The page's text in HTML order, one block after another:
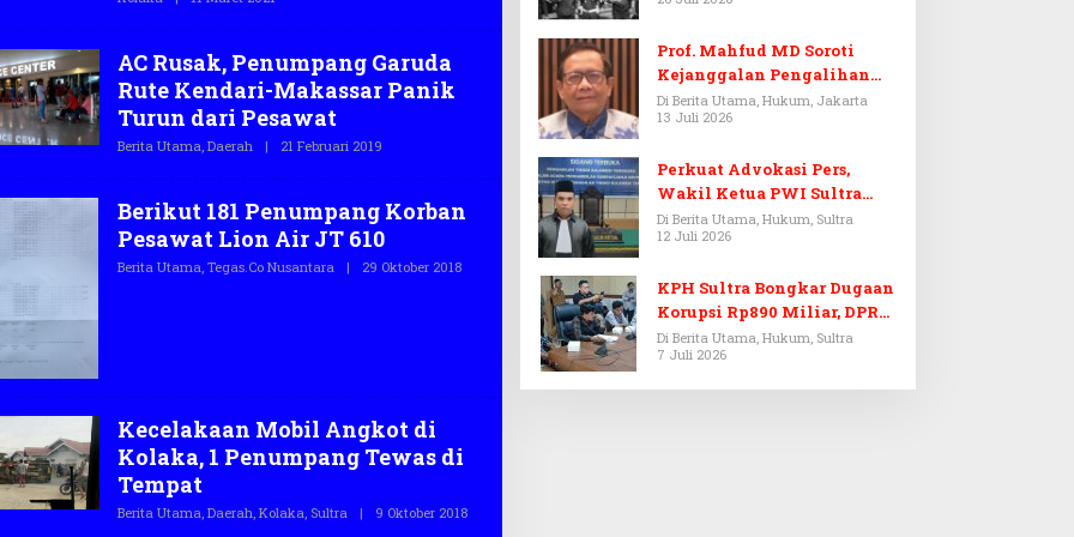
E
T
E
G
A
S
O
AC Rusak, Penumpang Garuda
Rute Kendari-Makassar Panik
Turun dari Pesawat
Berita Utama, Daerah | 21 Februari 2019
E
T
E
G
A
Berikut 181 Penumpang Korban
Pesawat Lion Air JT 610
Berita Utama, Tegas.co Nusantara | 29 Oktober 2018O
S
O
Kecelakaan Mobil Angkot di
Kolaka, 1 Penumpang Tewas di
Tempat
Berita Utama Daerah Kolaka Sultra | 9 Oktober 2018O
Prof. Mahfud MD Soroti
Kejanggalan Pengalihan
Penyelidikan Tersangka
Febrie Adriansyah
Di Berita Utama, Hukum, Jakarta
13 Juli 2026
Perkuat Advokasi Pers,
Wakil Ketua PWI Sultra
Resmi Dilantik Menjadi
Advokat PERADI
Di Berita Utama, Hukum, Sultra
12 Juli 2026
KPH Sultra Bongkar Dugaan
Korupsi Rp890 Miliar, DPRD
Sultra Gelar RDP
Di Berita Utama, Hukum, Sultra
7 Juli 2026